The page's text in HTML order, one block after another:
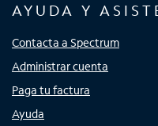
AYUDA Y
Contacta a Spectrum
Administrar cuenta
Paga tu factura
Ayuda